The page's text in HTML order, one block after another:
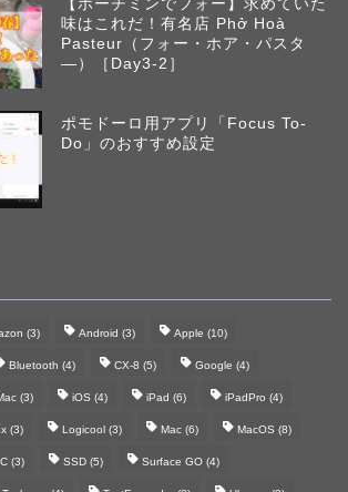
【ホーチミンでフォー】求めていた
味はこれだ！有名店 Phở Hoà
Pasteur（フォー・ホア・パスタ
―）［Day3-2］
ポモドーロ用アプリ「Focus To-
Do」のおすすめ設定
(3) Android (3) Apple (10)
Bluetooth (4) CX-8 (5) Google (4)
(3) iOS (4) iPad (6) iPadPro (4)
(3) Logicool (3) Mac (6) MacOS (8)
(3) SSD (5) Surface GO (4)